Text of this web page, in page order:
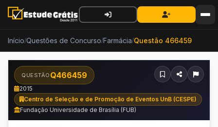
Início/Questões de Concurso/Farmácia/Questão 466459
QUESTÃO Q466459
2015
Centro de Seleção e de Promoção de Eventos UnB (CESPE)
Fundação Universidade de Brasília (FUB)